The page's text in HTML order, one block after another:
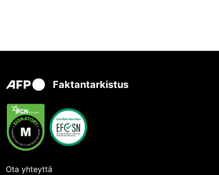
Faktantarkistus
Ota yhteyttä